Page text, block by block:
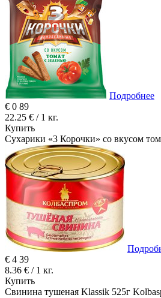
Подробнее
€ 0 89
22.25 € / 1 кг.
Купить
Сухарики «3 Корочки» со вкусом
€ 4 39
8.36 € / 1 кг.
Купить
Свинина тушеная Klassik 525г